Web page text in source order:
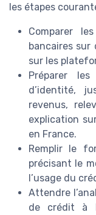
les étapes
Comparer
bancaires sur
sur les
Préparer
d’identité,
revenus,
explication
en France.
Remplir le
précisant le
l’usage du
Attendre
de crédit à